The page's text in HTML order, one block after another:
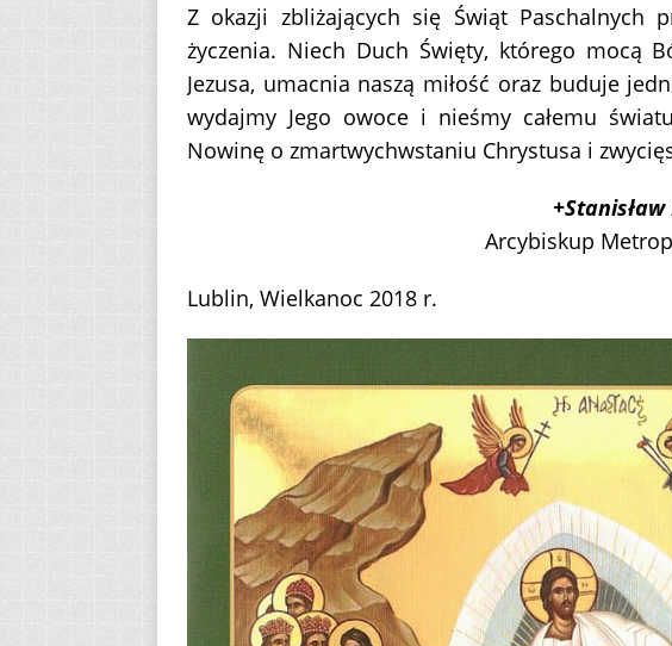
Z okazji zbliżających się Świąt Paschalnych
życzenia. Niech Duch Święty, którego mocą
Jezusa, umacnia naszą miłość oraz buduje
wydajmy Jego owoce i nieśmy całemu
Nowinę o zmartwychwstaniu Chrystusa i
Arcybiskup
Lublin, Wielkanoc 2018 r.